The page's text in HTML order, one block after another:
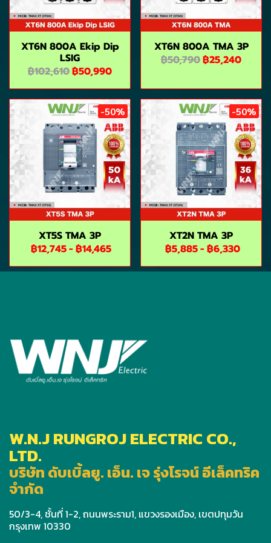
XT6N 800A Ekip Dip
LSIG
฿102,610฿50,990
XT6N 800A TMA 3P
฿50,790฿25,240
-50%
XT5S TMA 3P
฿12,745-฿14,465
-50%
XT2N TMA 3P
฿5,885-฿6,330
W.N.J RUNGROJ ELECTRIC CO.,
LTD.
บริษัท ดับเบิ้ลยู. เอ็น. เจ รุ่งโรจน์ อีเล็คทริค
จำกัด
50/3-4, ชั้นที่ 1-2, ถนนพระราม1, แขวงรองเมือง, เขตปทุมวัน
กรุงเทพ 10330